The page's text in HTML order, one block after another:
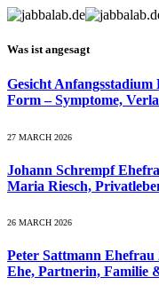
Was ist angesagt
Gesicht
Form – Symptome,
27 MARCH 2026
Johann Schrempf
Maria Riesch,
26 MARCH 2026
Peter Sattmann
Ehe, Partnerin, Familie